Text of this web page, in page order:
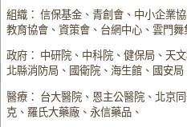
組織： 信保基金、青創會、中小企業
教育協會、資策會、台網中心、雲門舞
政府： 中研院、中科院、健保局、天
北縣消防局、國衛院、海生館、國安局
醫療： 台大醫院、恩主公醫院、北京
克、羅氏大藥廠、永信藥品、